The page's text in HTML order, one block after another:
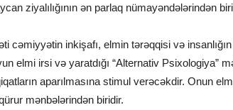
ziyalılığının ən parlaq nümayəndələrindən
cəmiyyətin inkişafı, elmin tərəqqisi və
elmi irsi və yaratdığı “Alternativ Psixologiya”
aparılmasına stimul verəcəkdir. Onun
mənbələrindən biridir.